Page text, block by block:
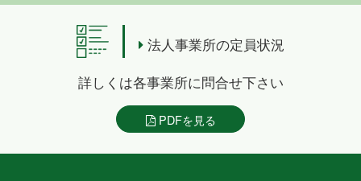
法人事業所の定員状況
詳しくは各事業所に問合せ下さい
PDFを見る